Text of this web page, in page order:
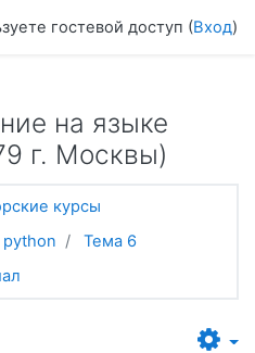
гостевой доступ (Вход)
на языке
г. Москвы)
курсы
Тема 6